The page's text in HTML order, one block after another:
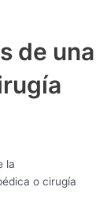
de una
la
o cirugía